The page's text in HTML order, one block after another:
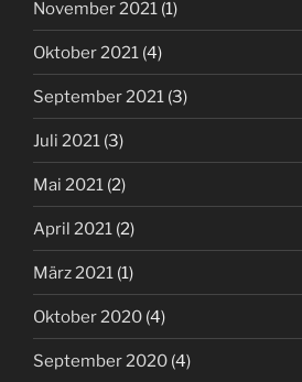
November 2021 (1)
Oktober 2021 (4)
September 2021 (3)
Juli 2021 (3)
Mai 2021 (2)
April 2021 (2)
März 2021 (1)
Oktober 2020 (4)
September 2020 (4)